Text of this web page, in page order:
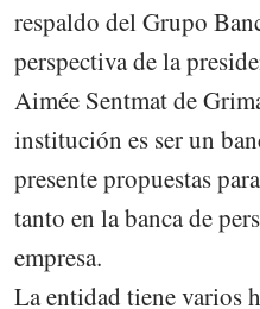
respaldo del Grupo
perspectiva de la
Aimée Sentmat de
institución es ser un
presente propuestas
tanto en la banca de
empresa.
La entidad tiene varios